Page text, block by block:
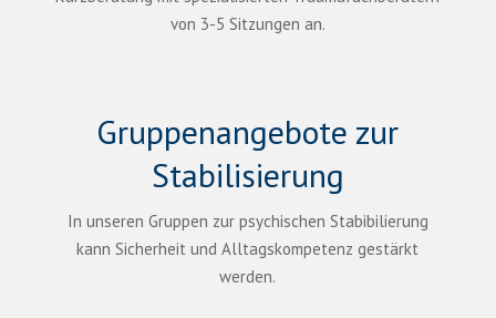
von 3-5 Sitzungen an.
Gruppenangebote zur
Stabilisierung
In unseren Gruppen zur psychischen Stabibilierung
kann Sicherheit und Alltagskompetenz gestärkt
werden.